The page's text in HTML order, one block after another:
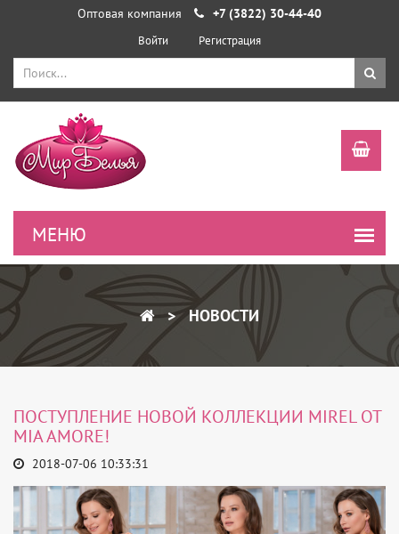
Оптовая компания +7 (3822) 30-44-40
Войти Регистрация
НОВОСТИ
ПОСТУПЛЕНИЕ НОВОЙ КОЛЛЕКЦИИ MIREL ОТ
MIA AMORE!
2018-07-06 10:33:31